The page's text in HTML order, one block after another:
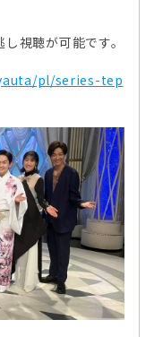
視聴が可能です。
pl/series-tep